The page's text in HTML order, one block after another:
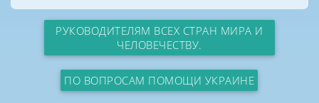
РУКОВОДИТЕЛЯМ ВСЕХ СТРАН МИРА И
ЧЕЛОВЕЧЕСТВУ.
ПО ВОПРОСАМ ПОМОЩИ УКРАИНЕ